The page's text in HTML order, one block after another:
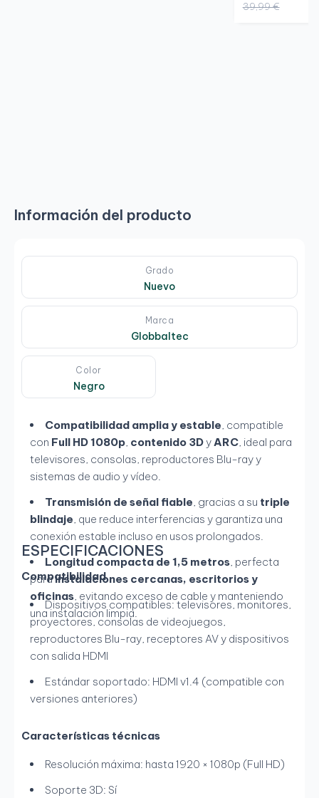
39,99 €
Información del producto
Grado
Nuevo
Marca
Globbaltec
Color
Negro
Compatibilidad amplia y estable , compatible
con Full HD 1080p contenido 3Dy ARC , ideal para
televisores, consolas, reproductores Blu-ray y
sistemas de audio y vídeo.
Transmisión de señal fiable , gracias a su triple
blindaje , que reduce interferencias y garantiza una
conexión estable incluso en usos prolongados.
Longitud compacta de 1,5 metros , perfecta
parainstalaciones cercanas, escritorios y
oficinas , evitando exceso de cable y manteniendo
una instalación limpia.
ESPECIFICACIONES
Compatibilidad
Dispositivos compatibles: televisores, monitores,
proyectores, consolas de videojuegos,
reproductores Blu-ray, receptores AV y dispositivos
con salida HDMI
Estándar soportado: HDMI v1.4 (compatible con
versiones anteriores)
Características técnicas
Resolución máxima: hasta 1920 × 1080p (Full HD)
Soporte 3D: Sí